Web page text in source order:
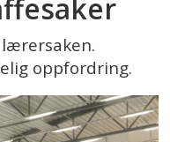
oppfordring.